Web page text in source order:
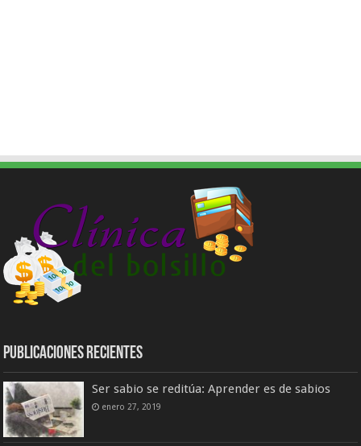
Publicaciones Recientes
Ser sabio se reditúa: Aprender es de sabios
enero 27, 2019